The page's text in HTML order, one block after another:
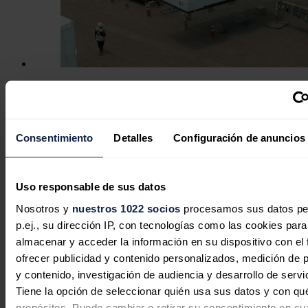
Consentimiento Detalles Configuración de anuncios
Uso responsable de sus datos
Nosotros y nuestros 1022 socios procesamos sus datos
p.ej., su dirección IP, con tecnologías como las cookies para
almacenar y acceder la información en su dispositivo con el
ofrecer publicidad y contenido personalizados, medición de
y contenido, investigación de audiencia y desarrollo de
Tiene la opción de seleccionar quién usa sus datos y con
El interés por las baterías industriales
impacto económico del gran apagón
Redacción04/08/2026
Endesa suma más de 300 puntos de
recarga abiertos al público en
empresas privadas bajo su modelo
'Anfitrión'